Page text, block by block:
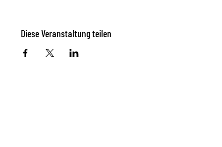
Diese Veranstaltung teilen